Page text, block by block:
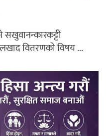
वितरणको विषय ...